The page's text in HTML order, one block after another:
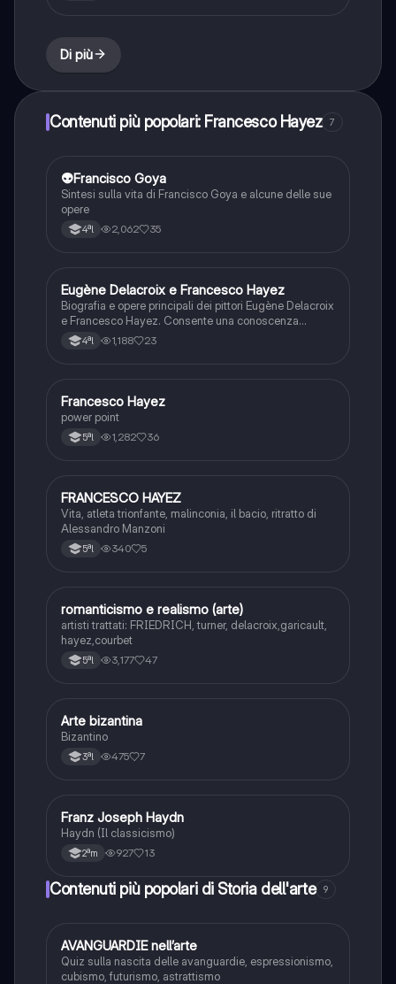
Di più
Contenuti più popolari: Francesco Hayez 7
Storia dell'arte
👽Francisco Goya
Sintesi sulla vita di Francisco Goya e alcune delle sue
opere
4ªl 2,062 35
Storia dell'arte
Eugène Delacroix e Francesco Hayez
Biografia e opere principali dei pittori Eugène Delacroix
e Francesco Hayez. Consente una conoscenza
generale dell’argomento
4ªl 1,188 23
Storia dell'arte
Francesco Hayez
power point
5ªl 1,282 36
Storia dell'arte
FRANCESCO HAYEZ
Vita, atleta trionfante, malinconia, il bacio, ritratto di
Alessandro Manzoni
5ªl 340 5
Storia dell'arte
romanticismo e realismo (arte)
artisti trattati: FRIEDRICH, turner, delacroix,garicault,
hayez,courbet
5ªl 3,177 47
Storia dell'arte
Arte bizantina
Bizantino
3ªl 475 7
Musica
Franz Joseph Haydn
Haydn (Il classicismo)
2ªm 927 13
Contenuti più popolari di Storia dell'arte 9
AStoria dell'arte
AVANGUARDIE nell’arte
Quiz sulla nascita delle avanguardie, espressionismo,
cubismo, futurismo, astrattismo